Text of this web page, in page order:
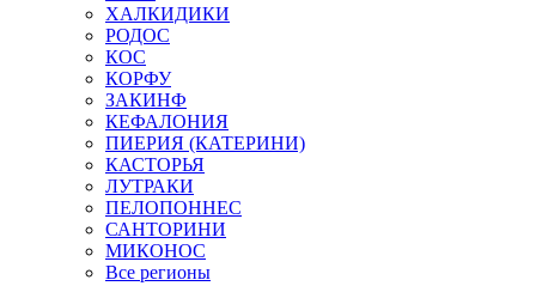
ХАЛКИДИКИ
РОДОС
КОС
КОРФУ
ЗАКИНФ
КЕФАЛОНИЯ
ПИЕРИЯ (КАТЕРИНИ)
КАСТОРЬЯ
ЛУТРАКИ
ПЕЛОПОННЕС
САНТОРИНИ
МИКОНОС
Все регионы